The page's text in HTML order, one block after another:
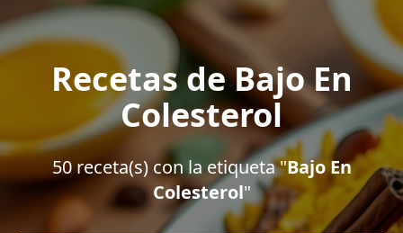
Recetas de Bajo En
Colesterol
50 receta(s) con la etiqueta "Bajo En
Colesterol"